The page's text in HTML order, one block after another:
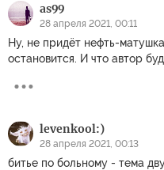
as99
28 апреля 2021, 00:11
Ну, не придёт нефть-
остановится. И что автор
levenkool:)
28 апреля 2021, 00:13
битье по больному - тема